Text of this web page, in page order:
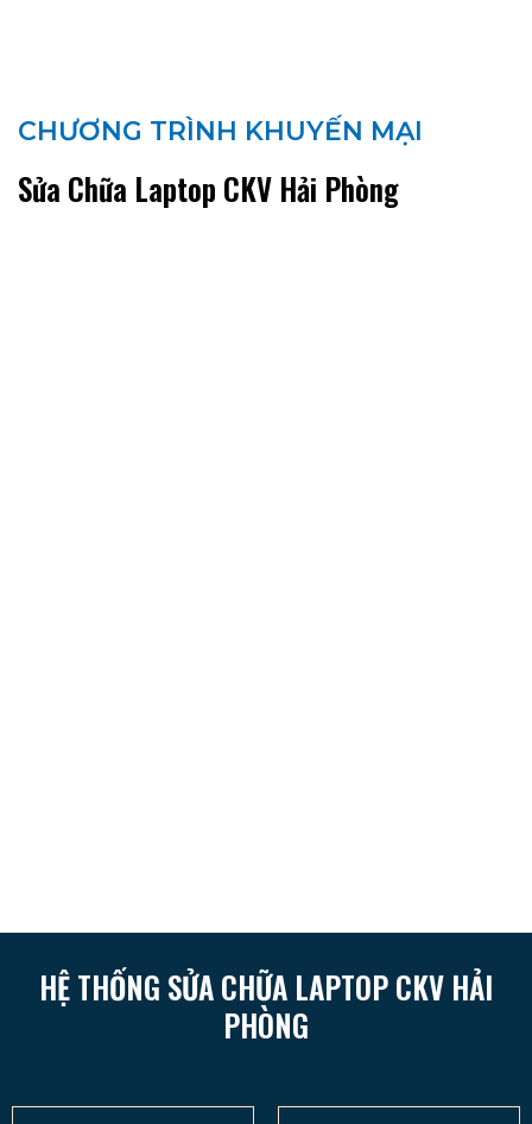
CHƯƠNG TRÌNH KHUYẾN MẠI
Sửa Chữa Laptop CKV Hải Phòng
HỆ THỐNG SỬA CHỮA LAPTOP CKV HẢI
PHÒNG